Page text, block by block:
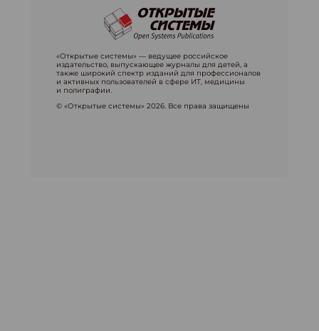
«Открытые системы» — ведущее российское
издательство, выпускающее журналы для детей, а
также широкий спектр изданий для профессионалов
и активных пользователей в сфере ИТ, медицины
и полиграфии.
© «Открытые системы» 2026. Все права защищены